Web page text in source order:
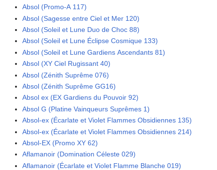
Absol (Promo-A 117)
Absol (Sagesse entre Ciel et Mer 120)
Absol (Soleil et Lune Duo de Choc 88)
Absol (Soleil et Lune Éclipse Cosmique 133)
Absol (Soleil et Lune Gardiens Ascendants 81)
Absol (XY Ciel Rugissant 40)
Absol (Zénith Suprême 076)
Absol (Zénith Suprême GG16)
Absol ex (EX Gardiens du Pouvoir 92)
Absol G (Platine Vainqueurs Suprêmes 1)
Absol-ex (Écarlate et Violet Flammes Obsidiennes 135)
Absol-ex (Écarlate et Violet Flammes Obsidiennes 214)
Absol-EX (Promo XY 62)
Aflamanoir (Domination Céleste 029)
Aflamanoir (Écarlate et Violet Flamme Blanche 019)